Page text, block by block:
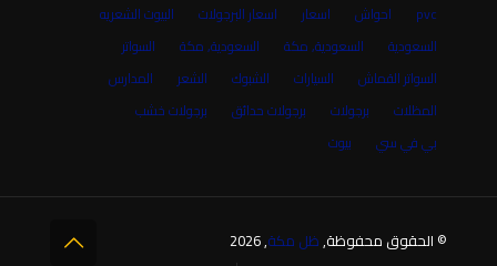
pvc احواش اسعار اسعار البرجولات
البيوت الشعريه
السعودية
السعودية, مكة السعودية, مكة
السواتر
السواتر القماش
السيارات الشبوك الشعر
المدارس
المظلات
برجولات برجولات حدائق
برجولات خشب
بي في سي
بيوت
© الحقوق محفوظة,ظل مكة, 2026